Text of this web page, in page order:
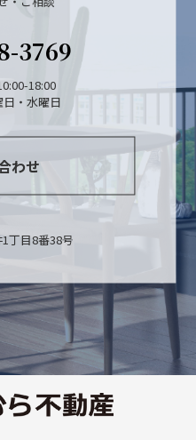
3769
18:00
・水曜日
わせ
丁目8番38号